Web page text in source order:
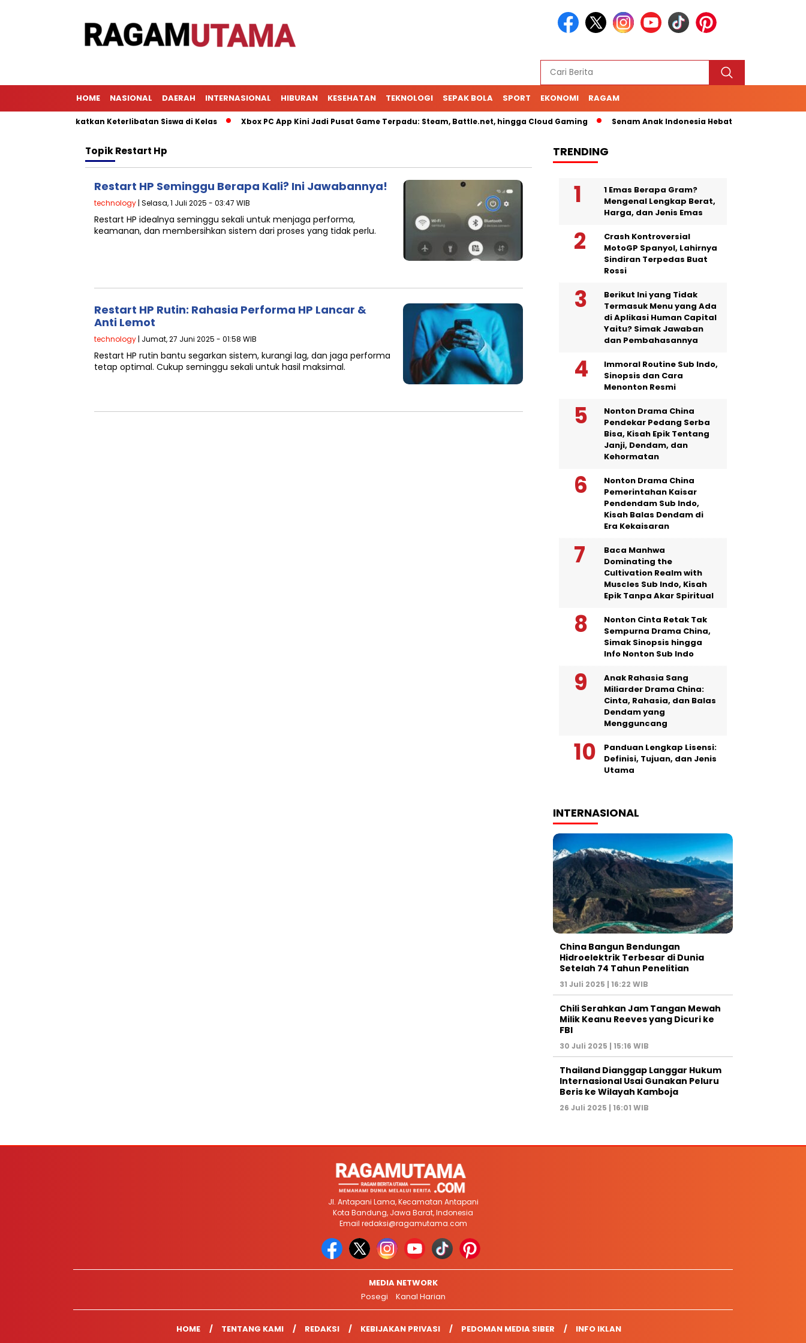
HOME NASIONAL DAERAH INTERNASIONAL HIBURAN KESEHATAN TEKNOLOGI SEPAK BOLA SPORT EKONOMI RAGAM
Meningkatkan Keterlibatan Siswa di Kelas Xbox PC App Kini Jadi Pusat Game Terpadu: Steam, Battle.net, hingga Cloud Gaming Senam Anak Indonesia Hebat, Panduan Melatih
TopikRestart Hp
Restart HP Seminggu Berapa Kali? Ini Jawabannya!
technology | Selasa, 1 Juli 2025 - 03:47 WIB
Restart HP idealnya seminggu sekali untuk menjaga performa,
keamanan, dan membersihkan sistem dari proses yang tidak perlu.
Restart HP Rutin: Rahasia Performa HP Lancar &
Anti Lemot
technology | Jumat, 27 Juni 2025 - 01:58 WIB
Restart HP rutin bantu segarkan sistem, kurangi lag, dan jaga performa
tetap optimal. Cukup seminggu sekali untuk hasil maksimal.
TRENDING
1 Emas Berapa Gram?
Mengenal Lengkap Berat,
Harga, dan Jenis Emas
Crash Kontroversial
MotoGP Spanyol, Lahirnya
Sindiran Terpedas Buat
Rossi
Berikut Ini yang Tidak
Termasuk Menu yang Ada
di Aplikasi Human Capital
Yaitu? Simak Jawaban
dan Pembahasannya
Immoral Routine Sub Indo,
Sinopsis dan Cara
Menonton Resmi
Nonton Drama China
Pendekar Pedang Serba
Bisa, Kisah Epik Tentang
Janji, Dendam, dan
Kehormatan
Nonton Drama China
Pemerintahan Kaisar
Pendendam Sub Indo,
Kisah Balas Dendam di
Era Kekaisaran
Baca Manhwa
Dominating the
Cultivation Realm with
Muscles Sub Indo, Kisah
Epik Tanpa Akar Spiritual
Nonton Cinta Retak Tak
Sempurna Drama China,
Simak Sinopsis hingga
Info Nonton Sub Indo
Anak Rahasia Sang
Miliarder Drama China:
Cinta, Rahasia, dan Balas
Dendam yang
Mengguncang
Panduan Lengkap Lisensi:
Definisi, Tujuan, dan Jenis
Utama
INTERNASIONAL
China Bangun Bendungan
Hidroelektrik Terbesar di Dunia
Setelah 74 Tahun Penelitian
31 Juli 2025 | 16:22 WIB
Chili Serahkan Jam Tangan Mewah
Milik Keanu Reeves yang Dicuri ke
FBI
30 Juli 2025 | 15:16 WIB
Thailand Dianggap Langgar Hukum
Internasional Usai Gunakan Peluru
Beris ke Wilayah Kamboja
26 Juli 2025 | 16:01 WIB
Jl. Antapani Lama, Kecamatan Antapani
Kota Bandung, Jawa Barat, Indonesia
Email redaksi@ragamutama.com
MEDIA NETWORK
Posegi
Kanal Harian
HOME TENTANG KAMI REDAKSI KEBIJAKAN PRIVASI PEDOMAN MEDIA SIBER INFO IKLAN